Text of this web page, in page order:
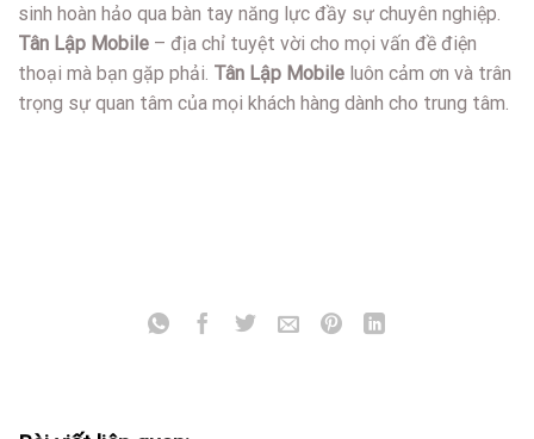
sinh hoàn hảo qua bàn tay năng lực đầy sự chuyên nghiệp.
Tân Lập Mobile – địa chỉ tuyệt vời cho mọi vấn đề điện
thoại mà bạn gặp phải. Tân Lập Mobile luôn cảm ơn và trân
trọng sự quan tâm của mọi khách hàng dành cho trung tâm.